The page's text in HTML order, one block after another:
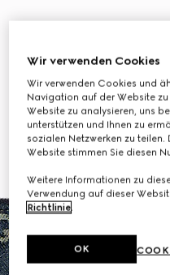
Wir verwenden Cookies
Wir verwenden Cookies und
Navigation auf der Website
Website zu analysieren, uns
unterstützen und Ihnen zu
sozialen Netzwerken zu
Website stimmen Sie diesen
Weitere Informationen zu
Verwendung auf dieser
Richtlinie.
OK